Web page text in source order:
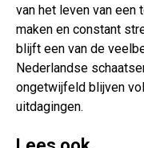
van het leven van een
maken en constant
blijft een van de
Nederlandse
ongetwijfeld blijven
uitdagingen.